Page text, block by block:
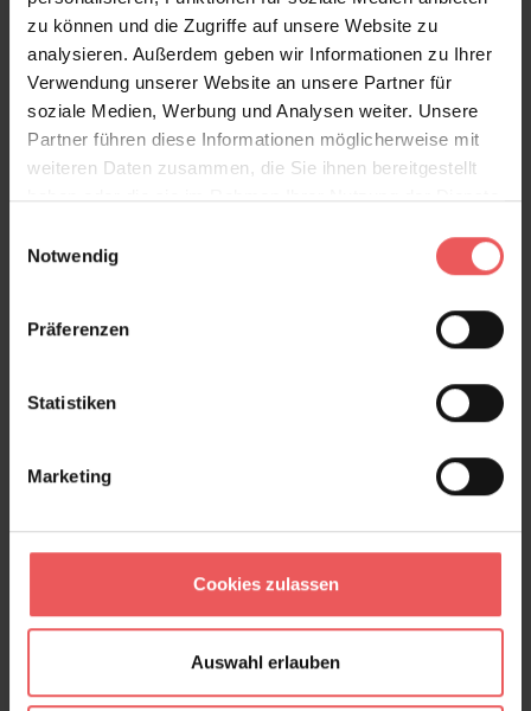
zu können und die Zugriffe auf unsere Website zu
analysieren. Außerdem geben wir Informationen zu Ihrer
Verwendung unserer Website an unsere Partner für
soziale Medien, Werbung und Analysen weiter. Unsere
Partner führen diese Informationen möglicherweise mit
weiteren Daten zusammen, die Sie ihnen bereitgestellt
haben oder die sie im Rahmen Ihrer Nutzung der Dienste
Notwendig
Präferenzen
Statistiken
Marketing
Cookies zulassen
Auswahl erlauben
Lush Amazon, col. 02